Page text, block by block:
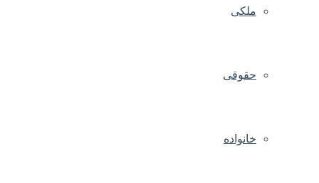
ملکی
حقوقی
خانواده